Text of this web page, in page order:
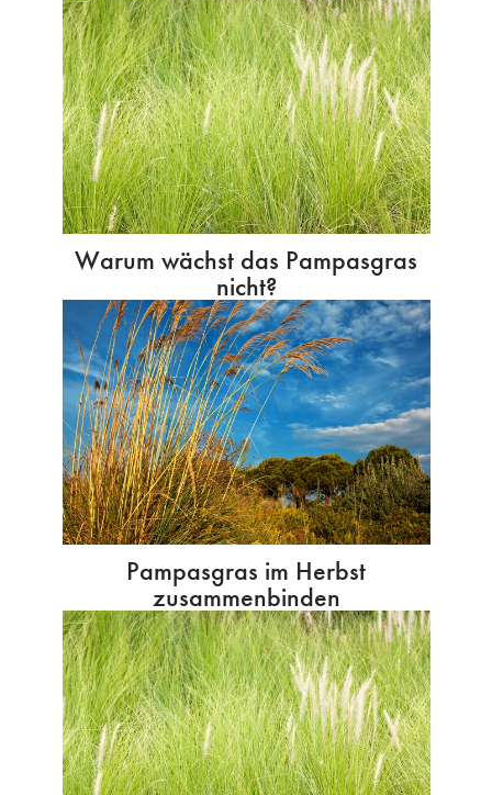
Warum wächst das Pampasgras
nicht?
Pampasgras im Herbst
zusammenbinden